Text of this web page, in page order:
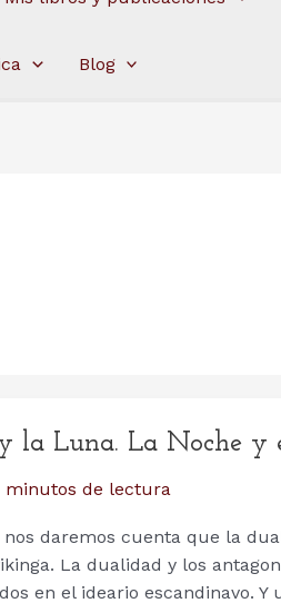
Blog
la Luna. La Noche y
minutos de lectura
daremos cuenta que la
La dualidad y los
en el ideario escandinavo.